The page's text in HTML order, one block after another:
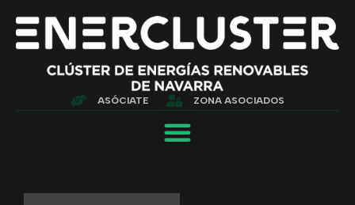
ASÓCIATE ZONA ASOCIADOS